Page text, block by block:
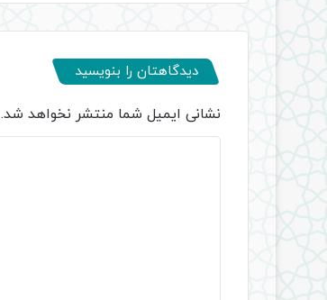
دیدگاهتان را بنویسید
نشانی ایمیل شما منتشر نخواهد شد.